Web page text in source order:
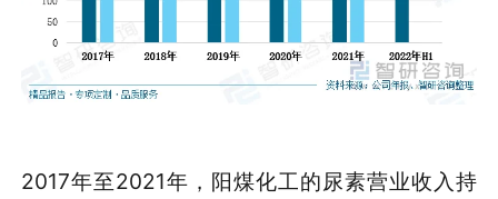
2017年至2021年，阳煤化工的尿素营业收入持